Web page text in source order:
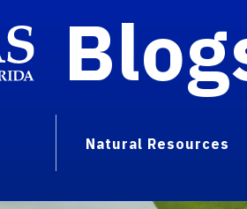
Natural Resources